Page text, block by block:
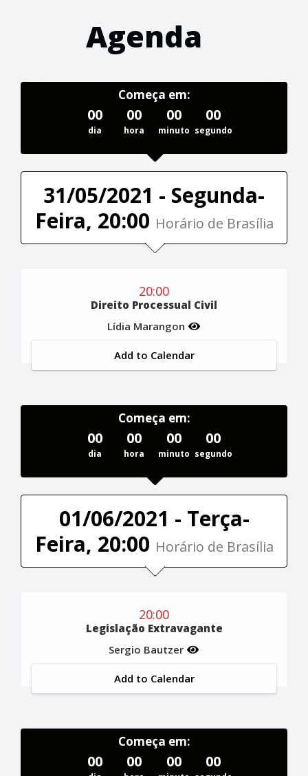
Agenda
Começa em:
00
dia
00
hora
00
minuto
00
segundo
31/05/2021 - Segunda-
Feira, 20:00 Horário de Brasília
20:00
Direito Processual Civil
Lídia Marangon
Add to Calendar
Começa em:
00
dia
00
hora
00
minuto
00
segundo
01/06/2021 - Terça-
Feira, 20:00 Horário de Brasília
20:00
Legislação Extravagante
Sergio Bautzer
Add to Calendar
Começa em:
00 00 00 00